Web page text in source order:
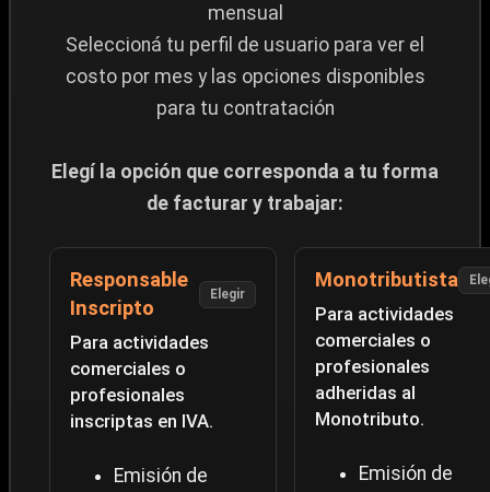
mensual
Seleccioná tu perfil de usuario para ver el
costo por mes y las opciones disponibles
para tu contratación
Elegí la opción que corresponda a tu forma
de facturar y trabajar:
Responsable
Inscripto
Elegir
Para actividades
comerciales o
profesionales
inscriptas en IVA.
Emisión de
Monotributista
Para actividades
comerciales o
profesionales
adheridas al
Monotributo.
Emisión de